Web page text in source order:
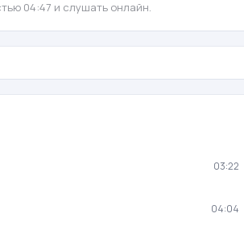
04:47 и слушать онлайн.
03:22
04:04